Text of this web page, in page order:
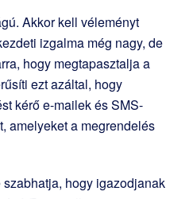
Akkor kell véleményt
izgalma még nagy, de
hogy megtapasztalja a
ezt azáltal, hogy
kérő e-mailek és SMS-
amelyeket a megrendelés
hogy igazodjanak